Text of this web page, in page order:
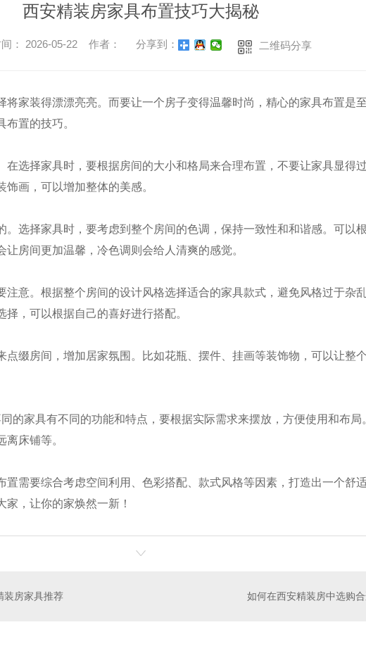
西安精装房家具布置技巧大揭秘
间： 2026-05-22 作者： 分享到： 二维码分享
将家装得漂漂亮亮。而要让一个房子变得温馨时尚，精心的家具布置是
置的技巧。
选择家具时，要根据房间的大小和格局来合理布置，不要让家具显得过
画，可以增加整体的美感。
。选择家具时，要考虑到整个房间的色调，保持一致性和和谐感。可以
房间更加温馨，冷色调则会给人清爽的感觉。
注意。根据整个房间的设计风格选择适合的家具款式，避免风格过于杂
，可以根据自己的喜好进行搭配。
点缀房间，增加居家氛围。比如花瓶、摆件、挂画等装饰物，可以让整
的家具有不同的功能和特点，要根据实际需求来摆放，方便使用和布局
床铺等。
置需要综合考虑空间利用、色彩搭配、款式风格等因素，打造出一个舒
，让你的家焕然一新！
装房家具推荐 如何在西安精装房中选购